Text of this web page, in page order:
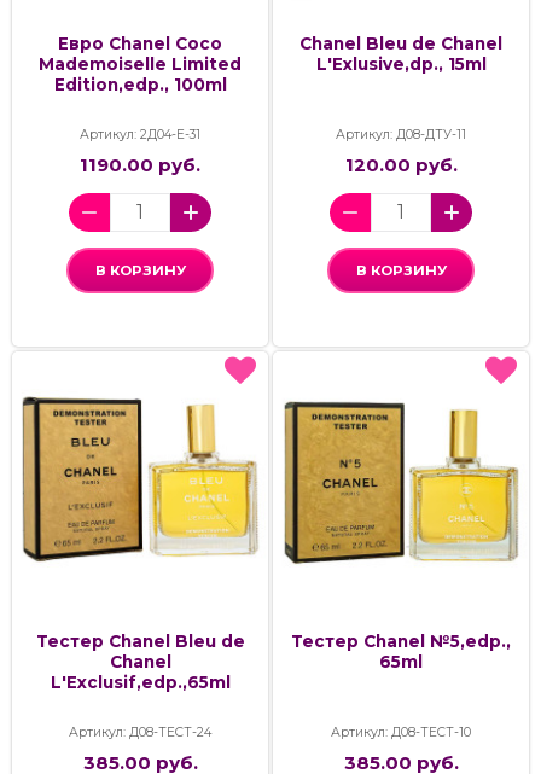
Евро Chanel Coco
Mademoiselle Limited
Edition,edp., 100ml
Артикул: 2Д04-Е-31
1190.00 руб.
В КОРЗИНУ
Chanel Bleu de Chanel
L'Exlusive,dp., 15ml
Артикул: Д08-ДТУ-11
120.00 руб.
В КОРЗИНУ
Тестер Chanel Bleu de
Chanel
L'Exclusif,edp.,65ml
Артикул: Д08-ТЕСТ-24
385.00 руб.
Тестер Chanel №5,edp.,
65ml
Артикул: Д08-ТЕСТ-10
385.00 руб.